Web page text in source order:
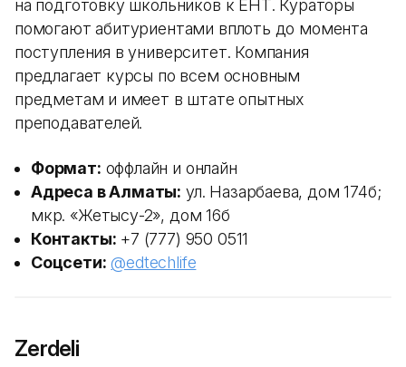
на подготовку школьников к ЕНТ. Кураторы
помогают абитуриентами вплоть до момента
поступления в университет. Компания
предлагает курсы по всем основным
предметам и имеет в штате опытных
преподавателей.
Формат: оффлайн и онлайн
Адреса в Алматы: ул. Назарбаева, дом 174б;
мкр. «Жетысу-2», дом 16б
Контакты: +7 (777) 950 0511
Соцсети: @edtechlife
Zerdeli